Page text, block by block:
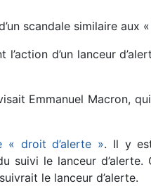
scandale similaire aux «
d’un lanceur
Emmanuel Macron,
« droit d’alerte ». Il y
suivi le lanceur
le lanceur d’alerte.